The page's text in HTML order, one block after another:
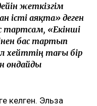
жеткізгім
істі аяқта» деген
тартсам, «Екінші
бас тартып
хейттің тағы бір
ондайды
келген. Эльза